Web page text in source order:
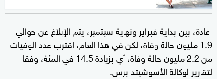
عادة، بين بداية فبراير ونهاية سبتمبر، يتم الإبلاغ عن حوالي
1.9 مليون حالة وفاة، لكن في هذا العام، اقترب عدد الوفيات
من 2.2 مليون حالة وفاة، أي بزيادة 14.5 في المئة، وفقا
لتقارير لوكالة الأسوشيتد برس.